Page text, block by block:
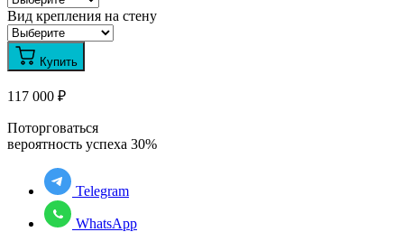
Вид крепления на стену
Купить
117 000 ₽
Поторговаться
вероятность успеха 30%
Telegram
WhatsApp